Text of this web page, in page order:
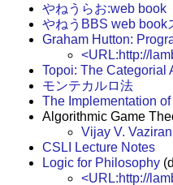
やねうらお:web book
やねうBBS web book
Graham Hutton:
<URL:http://
Topoi: The Categorial
モンテカルロ法
The Implementation
Algorithmic Game
Vijay V.
CSLI Lecture Notes
Logic for Philosophy
<URL:http://